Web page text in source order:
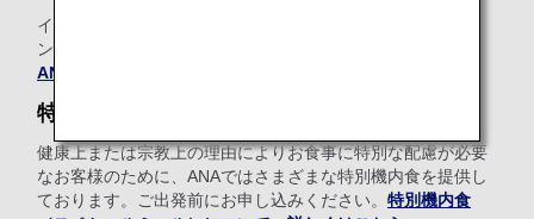
インターネット、Eメール、SNSをご利用いただける機内イ
ンターネット接続サービスをご用意しています（有料）。
ANA Wi-Fi Serviceについて、詳しくはこちら
特別機内食（スペシャルミール）
健康上または宗教上の理由によりお食事に特別な配慮が必要
なお客様のために、ANAではさまざまな特別機内食を提供し
ております。ご出発前にお申し込みください。 特別機内食